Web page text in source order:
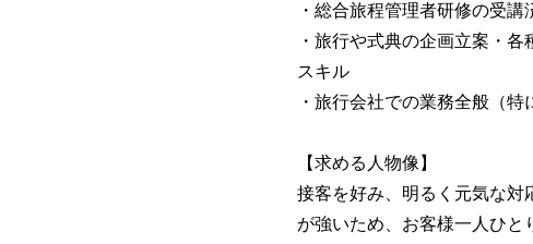
・総合旅程管理者研修の受
・旅行や式典の企画立案・
スキル
・旅行会社での業務全般（特
【求める人物像】
接客を好み、明るく元気な対
が強いため、お客様一人ひと